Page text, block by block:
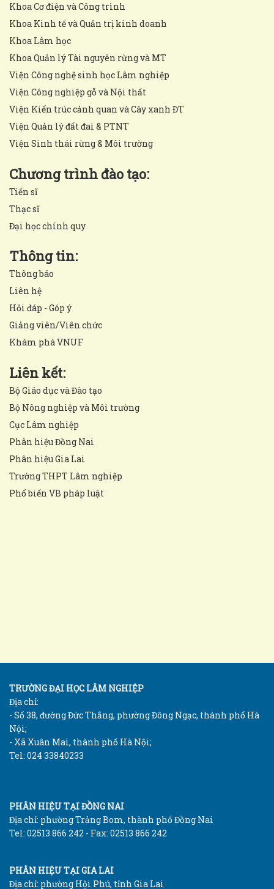
Khoa Cơ điện và Công trình
Khoa Kinh tế và Quản trị kinh doanh
Khoa Lâm học
Khoa Quản lý Tài nguyên rừng và MT
Viện Công nghệ sinh học Lâm nghiệp
Viện Công nghiệp gỗ và Nội thất
Viện Kiến trúc cảnh quan và Cây xanh ĐT
Viện Quản lý đất đai & PTNT
Viện Sinh thái rừng & Môi trường
Chương trình đào tạo:
Tiến sĩ
Thạc sĩ
Đại học chính quy
Thông tin:
Thông báo
Liên hệ
Hỏi đáp - Góp ý
Giảng viên/Viên chức
Khám phá VNUF
Liên kết:
Bộ Giáo dục và Đào tạo
Bộ Nông nghiệp và Môi trường
Cục Lâm nghiệp
Phân hiệu Đồng Nai
Phân hiệu Gia Lai
Trường THPT Lâm nghiệp
Phổ biến VB pháp luật
TRƯỜNG ĐẠI HỌC LÂM NGHIỆP
Địa chỉ:
- Số 38, đường Đức Thắng, phường Đông Ngạc, thành phố Hà
Nội;
- Xã Xuân Mai, thành phố Hà Nội;
Tel: 024 33840233
PHÂN HIỆU TẠI ĐỒNG NAI
Địa chỉ: phường Trảng Bom, thành phố Đồng Nai
Tel: 02513 866 242 - Fax: 02513 866 242
PHÂN HIỆU TẠI GIA LAI
Địa chỉ: phường Hội Phú, tỉnh Gia Lai